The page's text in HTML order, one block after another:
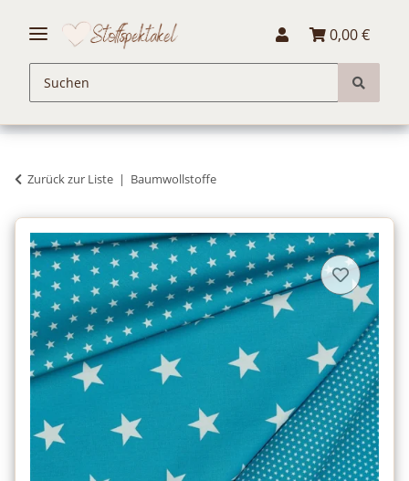
0,00 €
Zurück zur Liste Baumwollstoffe